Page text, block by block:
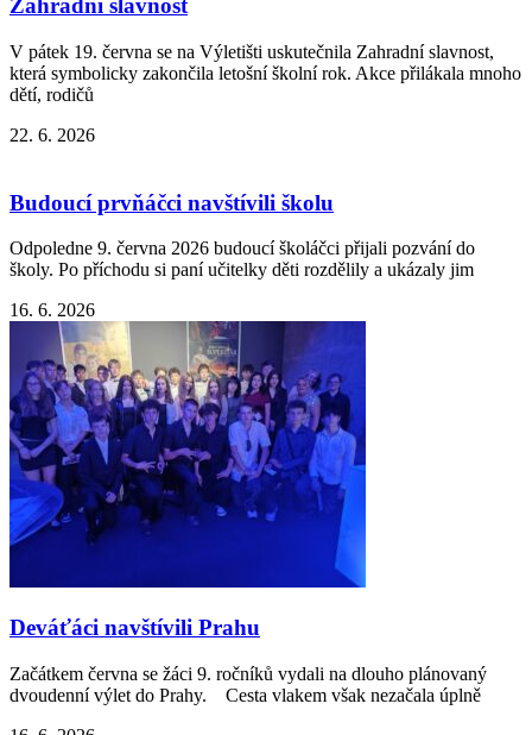
Zahradní slavnost
V pátek 19. června se na Výletišti uskutečnila Zahradní slavnost,
která symbolicky zakončila letošní školní rok. Akce přilákala mnoho
dětí, rodičů
22. 6. 2026
Budoucí prvňáčci navštívili školu
Odpoledne 9. června 2026 budoucí školáčci přijali pozvání do
školy. Po příchodu si paní učitelky děti rozdělily a ukázaly jim
16. 6. 2026
Deváťáci navštívili Prahu
Začátkem června se žáci 9. ročníků vydali na dlouho plánovaný
dvoudenní výlet do Prahy. Cesta vlakem však nezačala úplně